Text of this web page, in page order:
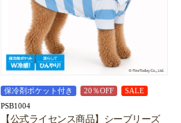
保冷剤ポケット付き 20％OFF SALE
PSB1004
【公式ライセンス商品】シーブリーズ